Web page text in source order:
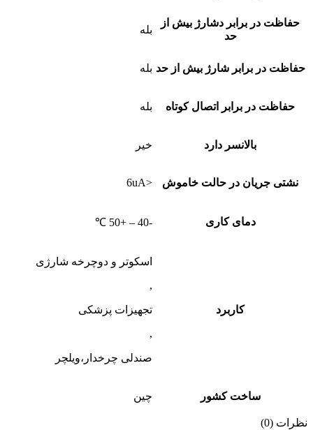
حفاظت در برابر دشارژ بیش از
حد
بله
حفاظت در برابر شارژ بیش از حد بله
حفاظت در برابر اتصال کوتاه بله
بالانسر دارد خیر
نشتی جریان در حالت خاموش <6uA
دمای کاری -40 – +50 ℃
کاربرد
اسکوتر و دوچرخه شارژی
,
تجهیزات پزشکی
,
صندلی چرخدار،ویلچر
ساخت کشور چین
نظرات (0)